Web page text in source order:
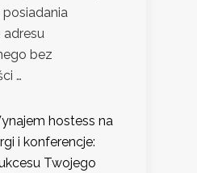
bez
…
hostess na
i konferencje:
Twojego